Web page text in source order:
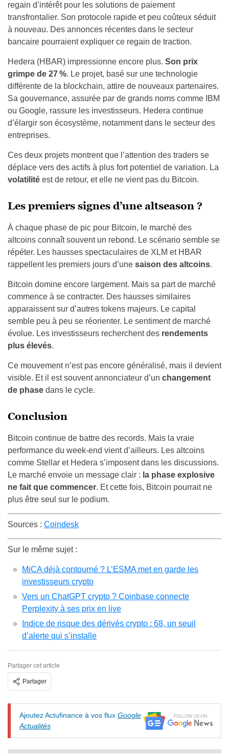
regain d’intérêt pour les solutions de paiement
transfrontalier. Son protocole rapide et peu coûteux séduit
à nouveau. Des annonces récentes dans le secteur
bancaire pourraient expliquer ce regain de traction.
Hedera (HBAR) impressionne encore plus. Son prix
grimpe de 27 %. Le projet, basé sur une technologie
différente de la blockchain, attire de nouveaux partenaires.
Sa gouvernance, assurée par de grands noms comme IBM
ou Google, rassure les investisseurs. Hedera continue
d’élargir son écosystème, notamment dans le secteur des
entreprises.
Ces deux projets montrent que l’attention des traders se
déplace vers des actifs à plus fort potentiel de variation. La
volatilité est de retour, et elle ne vient pas du Bitcoin.
Les premiers signes d’une altseason ?
À chaque phase de pic pour Bitcoin, le marché des
altcoins connaît souvent un rebond. Le scénario semble se
répéter. Les hausses spectaculaires de XLM et HBAR
rappellent les premiers jours d’une saison des altcoins.
Bitcoin domine encore largement. Mais sa part de marché
commence à se contracter. Des hausses similaires
apparaissent sur d’autres tokens majeurs. Le capital
semble peu à peu se réorienter. Le sentiment de marché
évolue. Les investisseurs recherchent des rendements
plus élevés.
Ce mouvement n’est pas encore généralisé, mais il devient
visible. Et il est souvent annonciateur d’un changement
de phase dans le cycle.
Conclusion
Bitcoin continue de battre des records. Mais la vraie
performance du week-end vient d’ailleurs. Les altcoins
comme Stellar et Hedera s’imposent dans les discussions.
Le marché envoie un message clair : la phase explosive
ne fait que commencer. Et cette fois, Bitcoin pourrait ne
plus être seul sur le podium.
Sources : Coindesk
Sur le même sujet :
MiCA déjà contourné ? L’ESMA met en garde les
investisseurs crypto
Vers un ChatGPT crypto ? Coinbase connecte
Perplexity à ses prix en live
Indice de risque des dérivés crypto : 68, un seuil
d’alerte qui s’installe
Partager cet article
Partager
Ajoutez Actufinance à vos flux Google
Actualités